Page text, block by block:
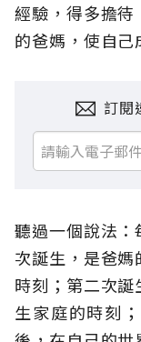
經驗，得多擔
的爸媽，使自己
訂閱
聽過一個說法
次誕生，是爸
時刻；第二次
生家庭的時刻